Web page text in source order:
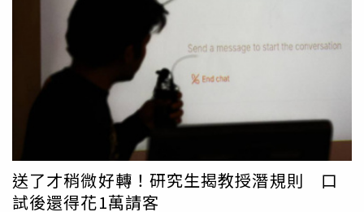
戲》。」蔡黃汝一聽則害羞否認：「怎麼可能是我的原因
啦！」接著反問「八三夭」：「所以你們到底為什麼想來上
節目？」沒想到主唱阿璞直接秒答：「因為花花啊。」一句
話瞬間全場暴動，主持群集體起鬨「太閃了吧」，蔡黃汝也
害羞到說不出話。製作單位也為「八三夭」量身打造主題，
祭出「八豆么」隊對上「八三夭」隊，獲勝隊伍有機會拿獎
金，輸的一隊則得接受畫臉懲罰。有一關遊戲，兩隊分別派
出阿璞和花花。孫協志先故意問阿璞「會不會緊張？」，阿
璞則苦笑坦承：「有一點緊張，因為剛剛討論題目，感覺
目都是你們找來的，我答錯也是會出事。」王仁甫接著追
送了才稍微好轉！研究生揭教授潛規則 口
試後還得花1萬請客